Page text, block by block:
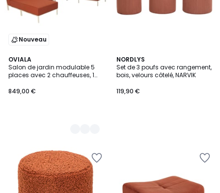
Nouveau
OVIALA
Salon de jardin modulable 5
places avec 2 chauffeuses, 1
1 pouf, PATIO
849,00 €
3
Couleurs
NORDLYS
Set de 3 poufs avec rangement,
bois, velours côtelé, NARVIK
119,90 €